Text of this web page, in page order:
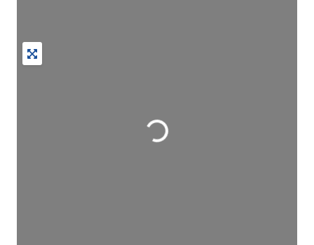
Wird geladen …